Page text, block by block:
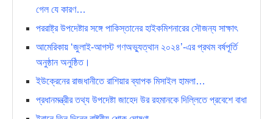
গেল যে কারণ…
পররাষ্ট্র উপদেষ্টার সঙ্গে পাকিস্তানের হাইকমিশনারের সৌজন্য সাক্ষাৎ
আমেরিকায় ‘জুলাই-আগস্ট গণঅভ্যুত্থান ২০২৪’-এর প্রথম বর্ষপূর্তি
অনুষ্ঠান অনুষ্ঠিত।
ইউক্রেনের রাজধানীতে রাশিয়ার ব্যাপক মিসাইল হামলা…
প্রধানমন্ত্রীর তথ্য উপদেষ্টা জাহেদ উর রহমানকে দিল্লিতে প্রবেশে বাধা